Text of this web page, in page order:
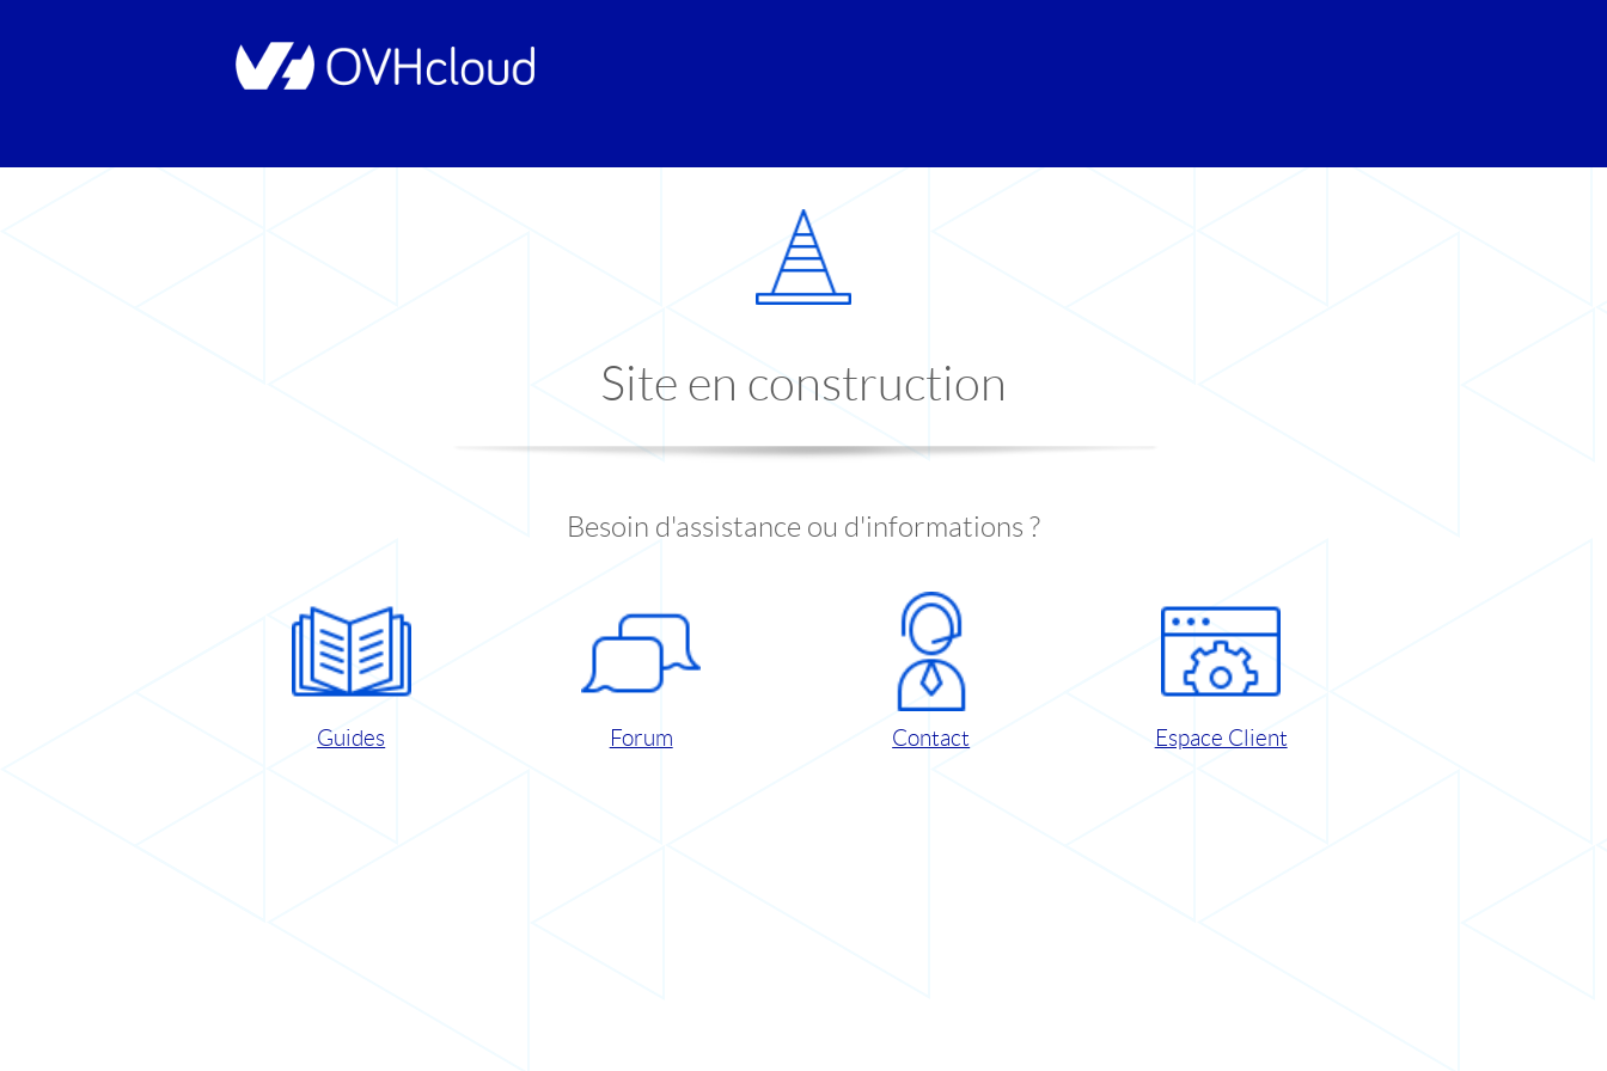
Site en construction
Besoin d'assistance ou d'informations ?
Guides Forum Contact Espace Client